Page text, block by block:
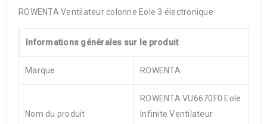
ROWENTA Ventilateur colonne Eole 3 électronique
Informations générales sur le produit
Marque ROWENTA
Nom du produit
ROWENTA VU6670F0 Eole
Infinite Ventilateur